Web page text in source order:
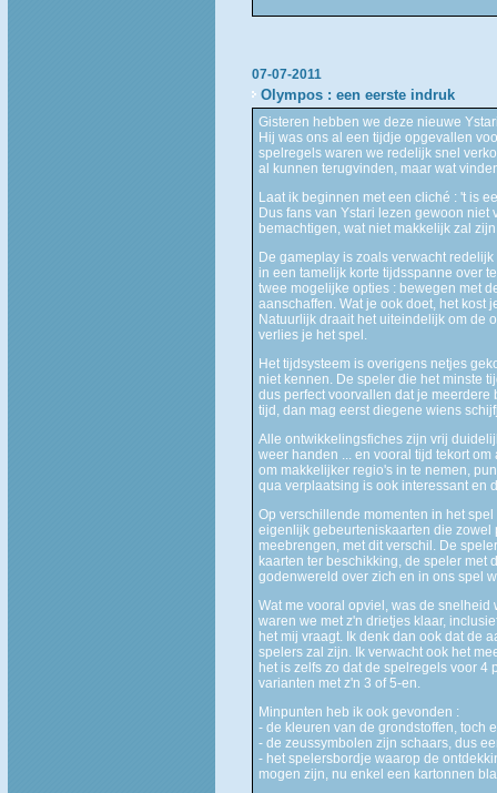
07-07-2011
Olympos : een eerste indruk
Gisteren hebben we deze nieuwe
Hij was ons al een tijdje opgevallen
spelregels waren we redelijk snel
al kunnen terugvinden, maar wat
Laat ik beginnen met een cliché : 't is
Dus fans van Ystari lezen gewoon
bemachtigen, wat niet makkelijk zal
De gameplay is zoals verwacht
in een tamelijk korte tijdsspanne over
twee mogelijke opties : bewegen met
aanschaffen. Wat je ook doet, het kost
Natuurlijk draait het uiteindelijk om de
verlies je het spel.
Het tijdsysteem is overigens netjes
niet kennen. De speler die het minste
dus perfect voorvallen dat je
tijd, dan mag eerst diegene wiens
Alle ontwikkelingsfiches zijn vrij
weer handen ... en vooral tijd tekort
om makkelijker regio's in te nemen,
qua verplaatsing is ook interessant en
Op verschillende momenten in het
eigenlijk gebeurteniskaarten die zowel
meebrengen, met dit verschil. De
kaarten ter beschikking, de speler met
godenwereld over zich en in ons spel
Wat me vooral opviel, was de
waren we met z'n drietjes klaar,
het mij vraagt. Ik denk dan ook dat de
spelers zal zijn. Ik verwacht ook het
het is zelfs zo dat de spelregels voor
varianten met z'n 3 of 5-en.
Minpunten heb ik ook gevonden :
- de kleuren van de grondstoffen, toch
- de zeussymbolen zijn schaars, dus
- het spelersbordje waarop de
mogen zijn, nu enkel een kartonnen